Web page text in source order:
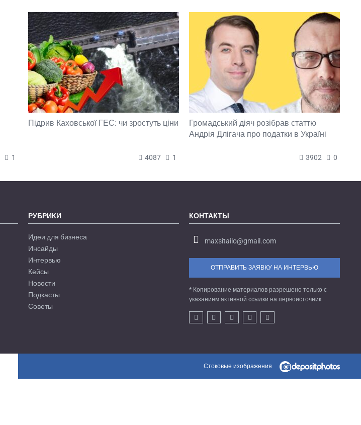
1
Підрив Каховської ГЕС: чи зростуть ціни
4087 1
Громадський діяч розібрав статтю
Андрія Длігача про податки в Україні
3902 0
РУБРИКИ
Идеи для бизнеса
Инсайды
Интервью
Кейсы
Новости
Подкасты
Советы
КОНТАКТЫ
maxsitailo@gmail.com
ОТПРАВИТЬ ЗАЯВКУ НА ИНТЕРВЬЮ
* Копирование материалов разрешено только с
указанием активной ссылки на первоисточник
Стоковые изображения